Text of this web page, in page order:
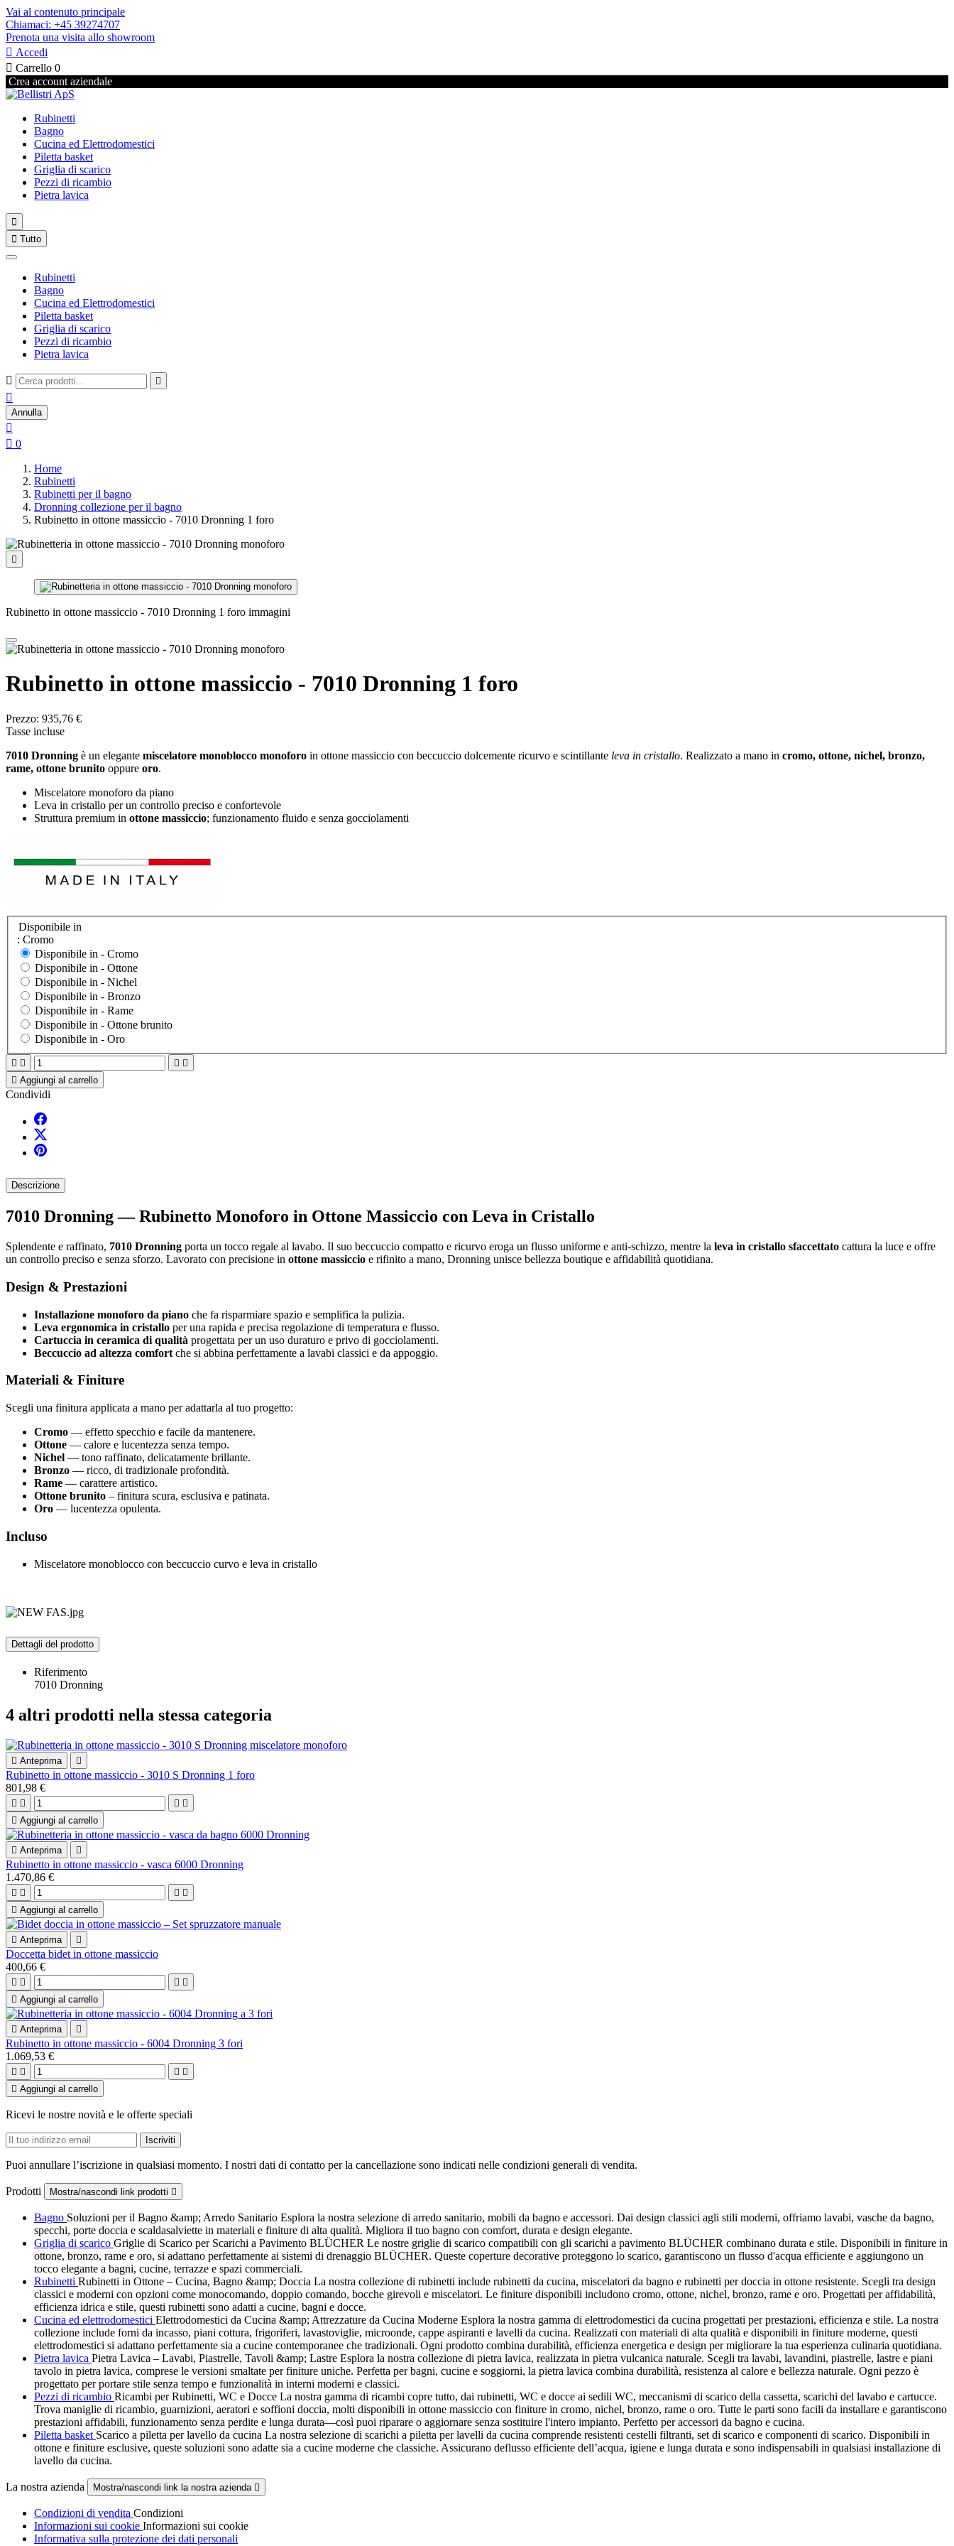
Vai al contenuto principale
Chiamaci: +45 39274707
Prenota una visita allo showroom
 Accedi
 Carrello 0
Crea account aziendale
Rubinetti
Bagno
Cucina ed Elettrodomestici
Piletta basket
Griglia di scarico
Pezzi di ricambio
Pietra lavica

 Tutto
Rubinetti
Bagno
Cucina ed Elettrodomestici
Piletta basket
Griglia di scarico
Pezzi di ricambio
Pietra lavica
 

Annulla

 0
Home
Rubinetti
Rubinetti per il bagno
Dronning collezione per il bagno
Rubinetto in ottone massiccio - 7010 Dronning 1 foro

Rubinetto in ottone massiccio - 7010 Dronning 1 foro immagini
Rubinetto in ottone massiccio - 7010 Dronning 1 foro
Prezzo: 935,76 €
Tasse incluse
7010 Dronning è un elegante miscelatore monoblocco monoforo in ottone massiccio con beccuccio dolcemente ricurvo e scintillante leva in cristallo. Realizzato a mano in cromo, ottone, nichel, bronzo,
rame, ottone brunito oppure oro.
Miscelatore monoforo da piano
Leva in cristallo per un controllo preciso e confortevole
Struttura premium in ottone massiccio; funzionamento fluido e senza gocciolamenti
Disponibile in
: Cromo
Disponibile in - Cromo
Disponibile in - Ottone
Disponibile in - Nichel
Disponibile in - Bronzo
Disponibile in - Rame
Disponibile in - Ottone brunito
Disponibile in - Oro
   
 Aggiungi al carrello
Condividi
Descrizione
7010 Dronning — Rubinetto Monoforo in Ottone Massiccio con Leva in Cristallo
Splendente e raffinato, 7010 Dronning porta un tocco regale al lavabo. Il suo beccuccio compatto e ricurvo eroga un flusso uniforme e anti‑schizzo, mentre la leva in cristallo sfaccettato cattura la luce e offre
un controllo preciso e senza sforzo. Lavorato con precisione in ottone massiccio e rifinito a mano, Dronning unisce bellezza boutique e affidabilità quotidiana.
Design & Prestazioni
Installazione monoforo da piano che fa risparmiare spazio e semplifica la pulizia.
Leva ergonomica in cristallo per una rapida e precisa regolazione di temperatura e flusso.
Cartuccia in ceramica di qualità progettata per un uso duraturo e privo di gocciolamenti.
Beccuccio ad altezza comfort che si abbina perfettamente a lavabi classici e da appoggio.
Materiali & Finiture
Scegli una finitura applicata a mano per adattarla al tuo progetto:
Cromo — effetto specchio e facile da mantenere.
Ottone — calore e lucentezza senza tempo.
Nichel — tono raffinato, delicatamente brillante.
Bronzo — ricco, di tradizionale profondità.
Rame — carattere artistico.
Ottone brunito – finitura scura, esclusiva e patinata.
Oro — lucentezza opulenta.
Incluso
Miscelatore monoblocco con beccuccio curvo e leva in cristallo
Dettagli del prodotto
Riferimento
7010 Dronning
4 altri prodotti nella stessa categoria
 Anteprima 
Rubinetto in ottone massiccio - 3010 S Dronning 1 foro
801,98 €
   
 Aggiungi al carrello
 Anteprima 
Rubinetto in ottone massiccio - vasca 6000 Dronning
1.470,86 €
   
 Aggiungi al carrello
 Anteprima 
Doccetta bidet in ottone massiccio
400,66 €
   
 Aggiungi al carrello
 Anteprima 
Rubinetto in ottone massiccio - 6004 Dronning 3 fori
1.069,53 €
   
 Aggiungi al carrello
Ricevi le nostre novità e le offerte speciali
Puoi annullare l’iscrizione in qualsiasi momento. I nostri dati di contatto per la cancellazione sono indicati nelle condizioni generali di vendita.
Prodotti Mostra/nascondi link prodotti 
Bagno Soluzioni per il Bagno &amp; Arredo Sanitario Esplora la nostra selezione di arredo sanitario, mobili da bagno e accessori. Dai design classici agli stili moderni, offriamo lavabi, vasche da bagno,
specchi, porte doccia e scaldasalviette in materiali e finiture di alta qualità. Migliora il tuo bagno con comfort, durata e design elegante.
Griglia di scarico Griglie di Scarico per Scarichi a Pavimento BLÜCHER Le nostre griglie di scarico compatibili con gli scarichi a pavimento BLÜCHER combinano durata e stile. Disponibili in finiture in
ottone, bronzo, rame e oro, si adattano perfettamente ai sistemi di drenaggio BLÜCHER. Queste coperture decorative proteggono lo scarico, garantiscono un flusso d'acqua efficiente e aggiungono un
tocco elegante a bagni, cucine, terrazze e spazi commerciali.
Rubinetti Rubinetti in Ottone – Cucina, Bagno &amp; Doccia La nostra collezione di rubinetti include rubinetti da cucina, miscelatori da bagno e rubinetti per doccia in ottone resistente. Scegli tra design
classici e moderni con opzioni come monocomando, doppio comando, bocche girevoli e miscelatori. Le finiture disponibili includono cromo, ottone, nichel, bronzo, rame e oro. Progettati per affidabilità,
efficienza idrica e stile, questi rubinetti sono adatti a cucine, bagni e docce.
Cucina ed elettrodomestici Elettrodomestici da Cucina &amp; Attrezzature da Cucina Moderne Esplora la nostra gamma di elettrodomestici da cucina progettati per prestazioni, efficienza e stile. La nostra
collezione include forni da incasso, piani cottura, frigoriferi, lavastoviglie, microonde, cappe aspiranti e lavelli da cucina. Realizzati con materiali di alta qualità e disponibili in finiture moderne, questi
elettrodomestici si adattano perfettamente sia a cucine contemporanee che tradizionali. Ogni prodotto combina durabilità, efficienza energetica e design per migliorare la tua esperienza culinaria quotidiana.
Pietra lavica Pietra Lavica – Lavabi, Piastrelle, Tavoli &amp; Lastre Esplora la nostra collezione di pietra lavica, realizzata in pietra vulcanica naturale. Scegli tra lavabi, lavandini, piastrelle, lastre e piani
tavolo in pietra lavica, comprese le versioni smaltate per finiture uniche. Perfetta per bagni, cucine e soggiorni, la pietra lavica combina durabilità, resistenza al calore e bellezza naturale. Ogni pezzo è
progettato per portare stile senza tempo e funzionalità in interni moderni e classici.
Pezzi di ricambio Ricambi per Rubinetti, WC e Docce La nostra gamma di ricambi copre tutto, dai rubinetti, WC e docce ai sedili WC, meccanismi di scarico della cassetta, scarichi del lavabo e cartucce.
Trova maniglie di ricambio, guarnizioni, aeratori e soffioni doccia, molti disponibili in ottone massiccio con finiture in cromo, nichel, bronzo, rame o oro. Tutte le parti sono facili da installare e garantiscono
prestazioni affidabili, funzionamento senza perdite e lunga durata—così puoi riparare o aggiornare senza sostituire l'intero impianto. Perfetto per accessori da bagno e cucina.
Piletta basket Scarico a piletta per lavello da cucina La nostra selezione di scarichi a piletta per lavelli da cucina comprende resistenti cestelli filtranti, set di scarico e componenti di scarico. Disponibili in
ottone e finiture esclusive, queste soluzioni sono adatte sia a cucine moderne che classiche. Assicurano deflusso efficiente dell’acqua, igiene e lunga durata e sono indispensabili in qualsiasi installazione di
lavello da cucina.
La nostra azienda Mostra/nascondi link la nostra azienda 
Condizioni di vendita Condizioni
Informazioni sui cookie Informazioni sui cookie
Informativa sulla protezione dei dati personali